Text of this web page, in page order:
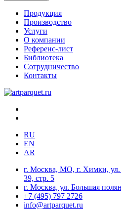
Продукция
Производство
Услуги
О компании
Референс-лист
Библиотека
Сотрудничество
Контакты
RU
EN
AR
г. Москва, МО, г. Химки, ул.
39, стр. 5
г. Москва, ул. Большая
+7 (495) 797 2726
info@artparquet.ru